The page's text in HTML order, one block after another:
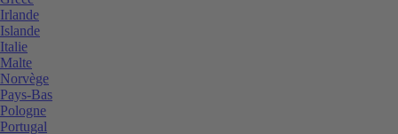
Irlande
Islande
Italie
Malte
Norvège
Pays-Bas
Pologne
Portugal